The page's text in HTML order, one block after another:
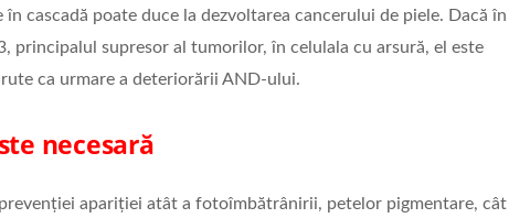
în cascadă poate duce la dezvoltarea cancerului de piele. Dacă în
principalul supresor al tumorilor, în celulala cu arsură, el este
ca urmare a deteriorării AND-ului.
necesară
apariției atât a fotoîmbătrânirii, petelor pigmentare, cât